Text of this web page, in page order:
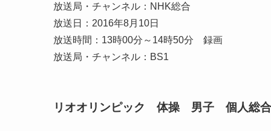
放送局・チャンネル：NHK総合
放送日：2016年8月10日
放送時間：13時00分～14時50分 録画
放送局・チャンネル：BS1
リオオリンピック 体操 男子 個人総